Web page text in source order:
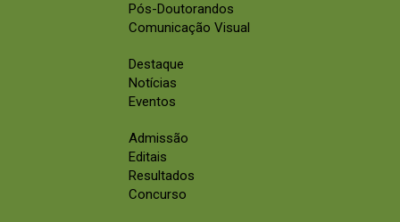
Pós-Doutorandos
Comunicação Visual
Destaque
Notícias
Eventos
Admissão
Editais
Resultados
Concurso